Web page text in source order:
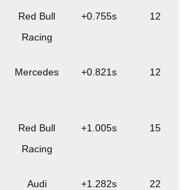
Red Bull
Racing
+0.755s 12
Mercedes +0.821s 12
Red Bull
Racing
+1.005s 15
Audi +1.282s 22